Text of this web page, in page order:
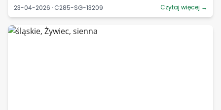
23-04-2026 · C285-SG-13209
Czytaj więcej →